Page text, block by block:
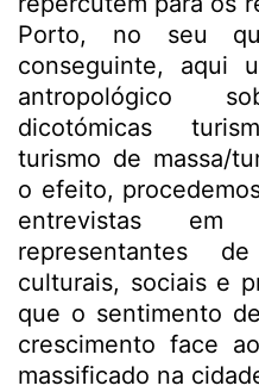
Porto, no seu
conseguinte, aqui
antropológico
dicotómicas
turismo de massa/
o efeito,
entrevistas em
representantes
culturais, sociais e
que o sentimento
crescimento face
massificado na